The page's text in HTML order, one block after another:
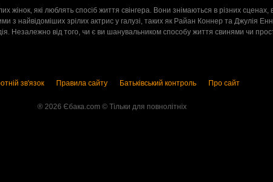
жінок, які люблять спосіб життя свінгера. Вони знімаються в різних
найвідоміших зрілих актрис у галузі, таких як Райан Коннер та Джулія
Незалежно від того, чи є ви шанувальником способу життя свинями чи
зв'язок Правила сайту Батьківський контроль Про сайт
® 2026 Єбака.com ©️ Тільки для повнолітніх